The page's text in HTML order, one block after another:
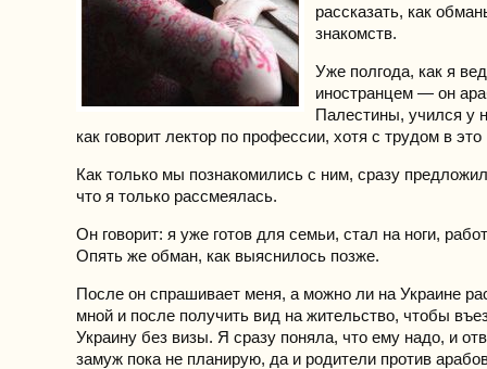
рассказать, как
знакомств.
Уже полгода, как я
иностранцем — он
Палестины, учился у
как говорит лектор по профессии, хотя с трудом в это
Как только мы познакомились с ним, сразу
что я только рассмеялась.
Он говорит: я уже готов для семьи, стал на ноги,
Опять же обман, как выяснилось позже.
После он спрашивает меня, а можно ли на Украине
мной и после получить вид на жительство, чтобы
Украину без визы. Я сразу поняла, что ему надо, и
замуж пока не планирую, да и родители против